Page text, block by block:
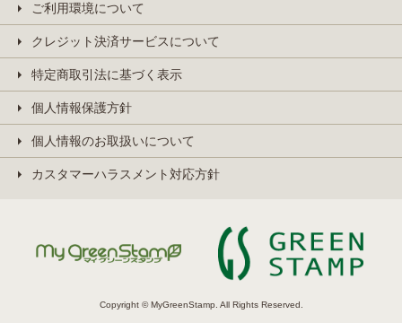
ご利用環境について
クレジット決済サービスについて
特定商取引法に基づく表示
個人情報保護方針
個人情報のお取扱いについて
カスタマーハラスメント対応方針
Copyright © MyGreenStamp. All Rights Reserved.